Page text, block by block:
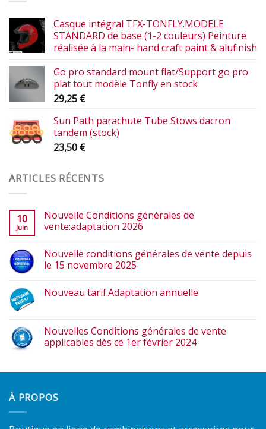
Casque intégral TFX-TONFLY.MODELE
STANDARD de base (1-2 couleurs) Peinture
réalisée à la main- hand craft paint & alufinish
Go pro standard mount flat/Support go pro
plat tout modèle Tonfly en stock
29,25 €
Sun Path parachute Tube Stows dacron
tandem (stock)
23,50 €
ARTICLES RÉCENTS
10
Juin
Nouvelle Conditions générales de
vente:adaptation 2026
Nouvelle conditions générales de vente depuis
le 15 novembre 2025
Nouveau tarif.Adaptation annuelle
Nouvelles Conditions générales de vente
applicables dès ce 1er février 2024
À PROPOS